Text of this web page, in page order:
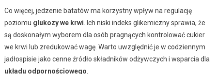
Co więcej, jedzenie batatów ma korzystny wpływ na regulację
poziomu glukozy we krwi . Ich niski indeks glikemiczny sprawia, że
są doskonałym wyborem dla osób pragnących kontrolować cukier
we krwi lub zredukować wagę. Warto uwzględnić je w codziennym
jadłospisie jako cenne źródło składników odżywczych i wsparcia dla
układu odpornościowego